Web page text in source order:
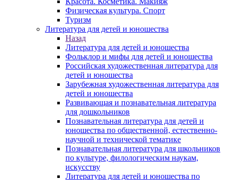
Физическая культура. Спорт
Туризм
Литература для детей и юношества
Назад
Литература для детей и юношества
Фольклор и мифы для детей и юношества
Российская художественная литература для
детей и юношества
Зарубежная художественная литература для
детей и юношества
Развивающая и познавательная литература
для дошкольников
Познавательная литература для детей и
юношества по общественной, естественно-
научной и технической тематике
Познавательная литература для школьников
по культуре, филологическим наукам,
искусству
Литература для детей и юношества по